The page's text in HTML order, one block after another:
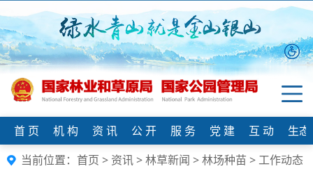
首 页 机 构 资 讯 公 开 服 务 党 建 互 动
生
当前位置： 首页 > 资讯>林草新闻 >林场种苗 >工作动态